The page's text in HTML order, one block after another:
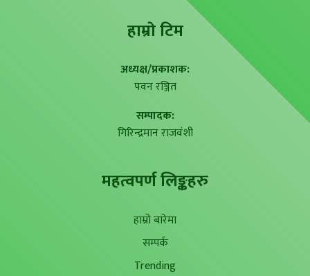
हाम्राे टिम
अध्यक्ष/प्रकाशक:
पवन रञ्जित
सम्पादक:
गिरिन्द्रमान राजवंशी
महत्वपर्ण लिङ्कहरु
हाम्रो बारेमा
सम्पर्क
Trending